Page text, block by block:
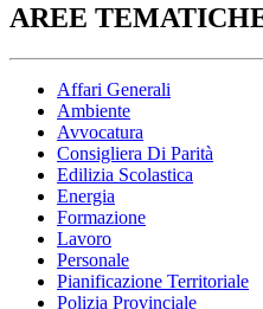
AREE
Affari Generali
Ambiente
Avvocatura
Consigliera Di Parità
Edilizia Scolastica
Energia
Formazione
Lavoro
Personale
Pianificazione Territoriale
Polizia Provinciale